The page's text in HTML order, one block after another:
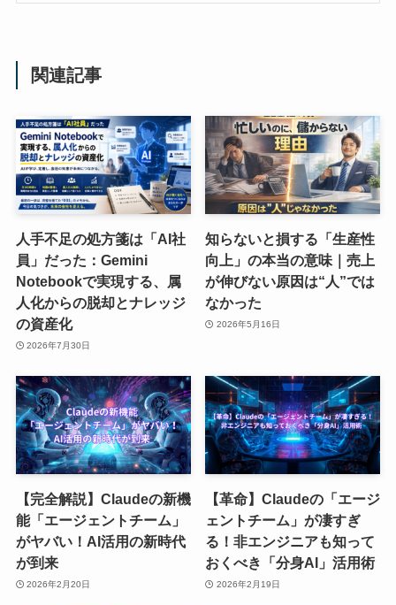
関連記事
人手不足の処方箋は「AI社
員」だった：Gemini
Notebookで実現する、属
人化からの脱却とナレッジ
の資産化
2026年7月30日
知らないと損する「生産性
向上」の本当の意味｜売上
が伸びない原因は“人”では
なかった
2026年5月16日
【完全解説】Claudeの新機
能「エージェントチーム」
がヤバい！AI活用の新時代
が到来
2026年2月20日
【革命】Claudeの「エージ
ェントチーム」が凄すぎ
る！非エンジニアも知って
おくべき「分身AI」活用術
2026年2月19日